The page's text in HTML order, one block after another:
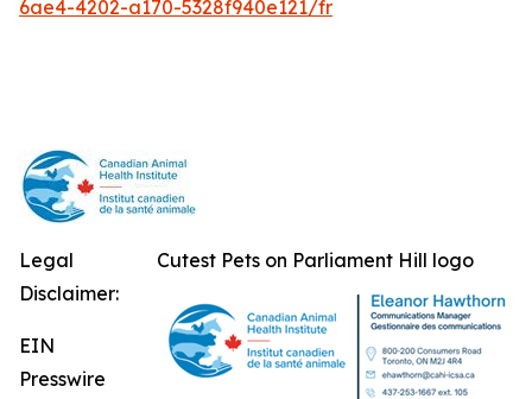
6ae4-4202-a170-5328f940e121/fr
Cutest Pets on Parliament Hill logo
Legal
Disclaimer:
EIN
Presswire